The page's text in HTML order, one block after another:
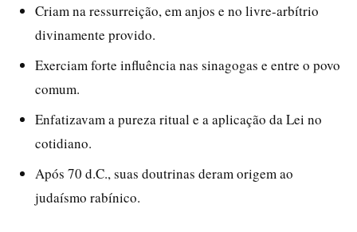
Criam na ressurreição, em anjos e no livre-arbítrio
divinamente provido.
Exerciam forte influência nas sinagogas e entre o povo
comum.
Enfatizavam a pureza ritual e a aplicação da Lei no
cotidiano.
Após 70 d.C., suas doutrinas deram origem ao
judaísmo rabínico.